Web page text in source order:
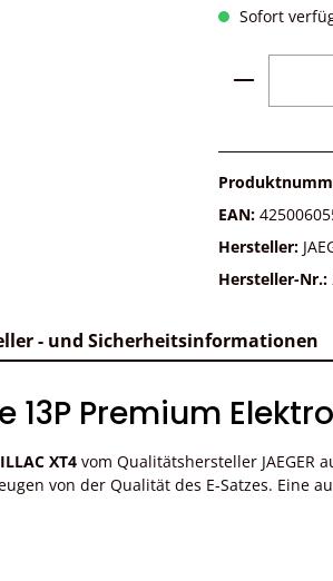
Sofort
EAN:
Hersteller:
Hersteller-Nr.:
- und Sicherheitsinformationen
Premium
XT4 vom Qualitätshersteller JAEGER
von der Qualität des E-Satzes.